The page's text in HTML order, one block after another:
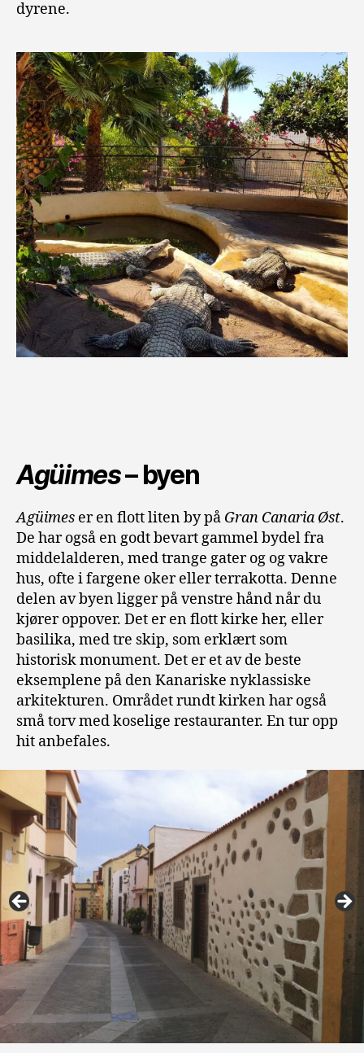
dyrene.
Agüimes– byen
Agüimes er en flott liten by på Gran Canaria Øst.
De har også en godt bevart gammel bydel fra
middelalderen, med trange gater og og vakre
hus, ofte i fargene oker eller terrakotta. Denne
delen av byen ligger på venstre hånd når du
kjører oppover. Det er en flott kirke her, eller
basilika, med tre skip, som erklært som
historisk monument. Det er et av de beste
eksemplene på den Kanariske nyklassiske
arkitekturen. Området rundt kirken har også
små torv med koselige restauranter. En tur opp
hit anbefales.